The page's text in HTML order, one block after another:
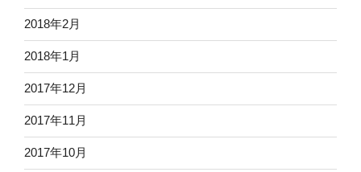
2018年2月
2018年1月
2017年12月
2017年11月
2017年10月